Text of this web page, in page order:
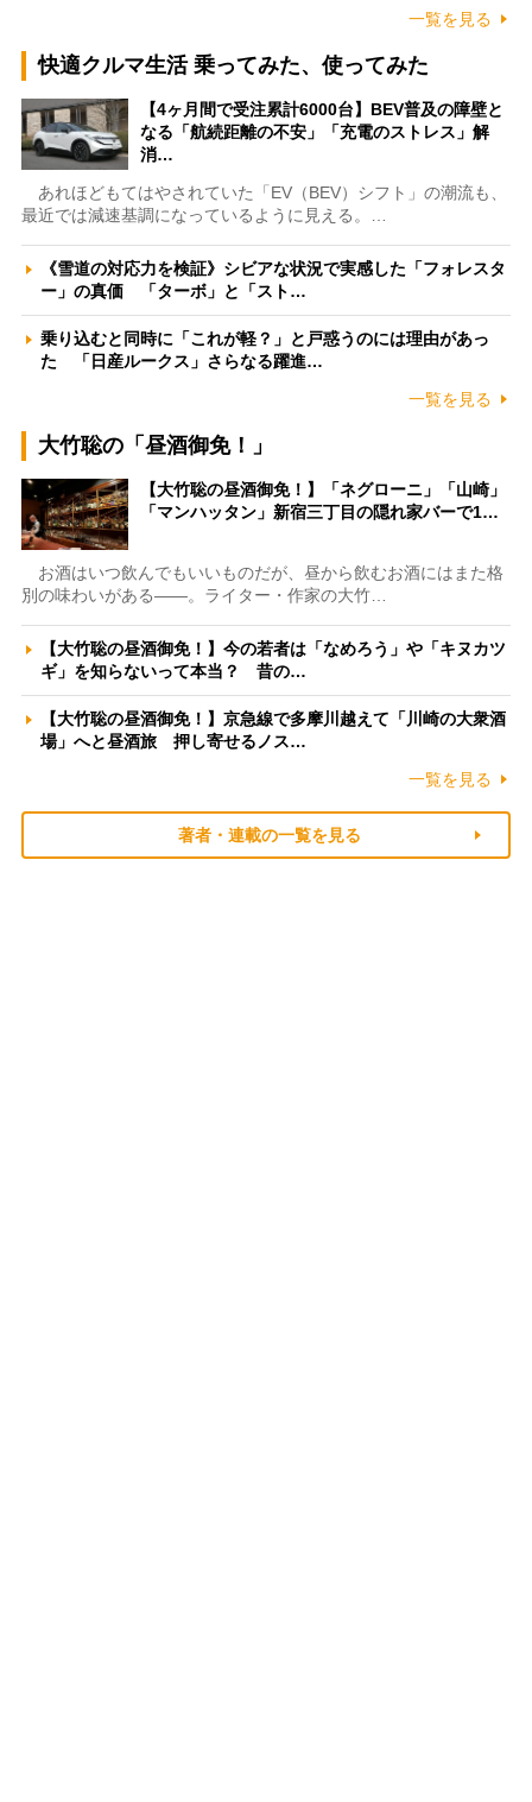
一覧を見る
快適クルマ生活 乗ってみた、使ってみた
【4ヶ月間で受注累計6000台】BEV普及の障壁と
なる「航続距離の不安」「充電のストレス」解
消…
あれほどもてはやされていた「EV（BEV）シフト」の潮流も、
最近では減速基調になっているように見える。…
《雪道の対応力を検証》シビアな状況で実感した「フォレスタ
ー」の真価 「ターボ」と「スト…
乗り込むと同時に「これが軽？」と戸惑うのには理由があっ
た 「日産ルークス」さらなる躍進…
一覧を見る
大竹聡の「昼酒御免！」
【大竹聡の昼酒御免！】「ネグローニ」「山崎」
「マンハッタン」新宿三丁目の隠れ家バーで1…
お酒はいつ飲んでもいいものだが、昼から飲むお酒にはまた格
別の味わいがある――。ライター・作家の大竹…
【大竹聡の昼酒御免！】今の若者は「なめろう」や「キヌカツ
ギ」を知らないって本当？ 昔の…
【大竹聡の昼酒御免！】京急線で多摩川越えて「川崎の大衆酒
場」へと昼酒旅 押し寄せるノス…
一覧を見る
著者・連載の一覧を見る